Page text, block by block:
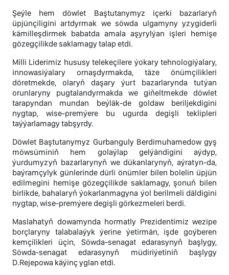
Şeýle hem döwlet Baştutanymyz içerki bazarlaryň
üpjünçiligini artdyrmak we söwda ulgamyny yzygiderli
kämilleşdirmek babatda amala aşyrylýan işleri hemişe
gözegçilikde saklamagy talap etdi.
Milli Liderimiz hususy telekeçilere ýokary tehnologiýalary,
innowasiýalary ornaşdyrmakda, täze önümçilikleri
döretmekde, olaryň daşary ýurt bazarlarynda tutýan
orunlaryny pugtalandyrmakda we giňeltmekde döwlet
tarapyndan mundan beýläk-de goldaw beriljekdigini
nygtap, wise-premýere bu ugurda degişli teklipleri
taýýarlamagy tabşyrdy.
Döwlet Baştutanymyz Gurbanguly Berdimuhamedow gyş
möwsüminiň hem golaýlap gelýändigini aýdyp,
ýurdumyzyň bazarlarynyň we dükanlarynyň, aýratyn-da,
baýramçylyk günlerinde dürli önümler bilen bolelin üpjün
edilmegini hemişe gözegçilikde saklamagy, şonuň bilen
birlikde, bahalaryň ýokarlanmagyna ýol berilmeli däldigini
nygtap, wise-premýere degişli görkezmeleri berdi.
Maslahatyň dowamynda hormatly Prezidentimiz wezipe
borçlaryny talabalaýyk ýerine ýetirmän, işde goýberen
kemçilikleri üçin, Söwda-senagat edarasynyň başlygy,
Söwda-senagat edarasynyň müdiriýetiniň başlygy
D.Rejepowa käýinç yglan etdi.